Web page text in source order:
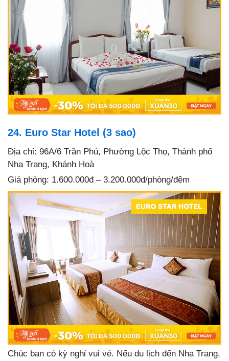
24. Euro Star Hotel (3 sao)
Địa chỉ: 96A/6 Trần Phú, Phường Lộc Thọ, Thành phố
Nha Trang, Khánh Hoà
Giá phòng: 1.600.000đ – 3.200.000đ/phòng/đêm
Chúc bạn có kỳ nghỉ vui vẻ. Nếu du lịch đến Nha Trang,